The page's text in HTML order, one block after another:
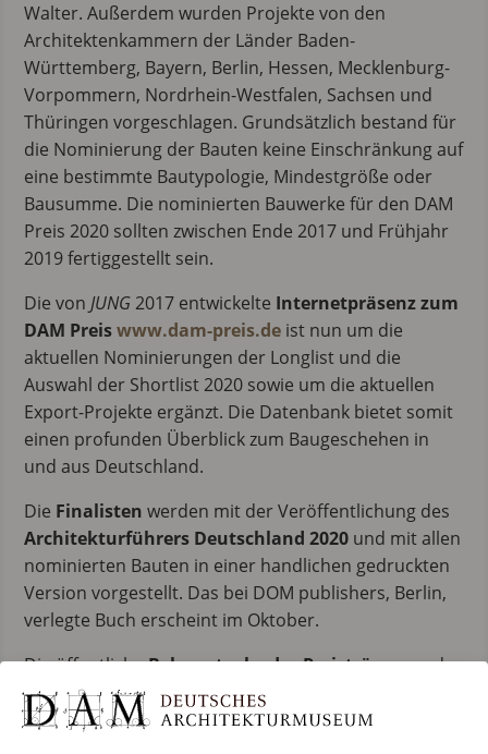
Walter. Außerdem wurden Projekte von den
Architektenkammern der Länder Baden-
Württemberg, Bayern, Berlin, Hessen, Mecklenburg-
Vorpommern, Nordrhein-Westfalen, Sachsen und
Thüringen vorgeschlagen. Grundsätzlich bestand für
die Nominierung der Bauten keine Einschränkung auf
eine bestimmte Bautypologie, Mindestgröße oder
Bausumme. Die nominierten Bauwerke für den DAM
Preis 2020 sollten zwischen Ende 2017 und Frühjahr
2019 fertiggestellt sein.
Die vonJUNG2017 entwickelte Internetpräsenz zum
DAM Preis www.dam-preis.de ist nun um die
aktuellen Nominierungen der Longlist und die
Auswahl der Shortlist 2020 sowie um die aktuellen
Export-Projekte ergänzt. Die Datenbank bietet somit
einen profunden Überblick zum Baugeschehen in
und aus Deutschland.
Die Finalisten werden mit der Veröffentlichung des
Architekturführers Deutschland 2020 und mit allen
nominierten Bauten in einer handlichen gedruckten
Version vorgestellt. Das bei DOM publishers, Berlin,
verlegte Buch erscheint im Oktober.
Die öffentlicheBekanntgabe des Preisträgersund
Verleihung des DAM Preis 2020
derAusstellungmit dem Preisträgerprojekt und